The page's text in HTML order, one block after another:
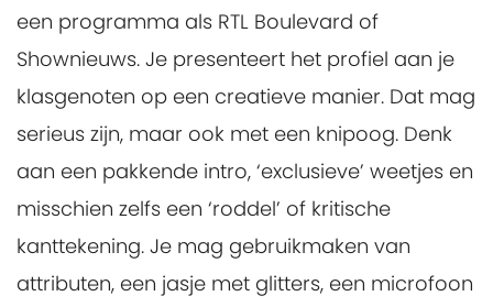
een programma als RTL Boulevard of
Shownieuws. Je presenteert het profiel aan je
klasgenoten op een creatieve manier. Dat mag
serieus zijn, maar ook met een knipoog. Denk
aan een pakkende intro, ‘exclusieve’ weetjes en
misschien zelfs een ‘roddel’ of kritische
kanttekening. Je mag gebruikmaken van
attributen, een jasje met glitters, een microfoon